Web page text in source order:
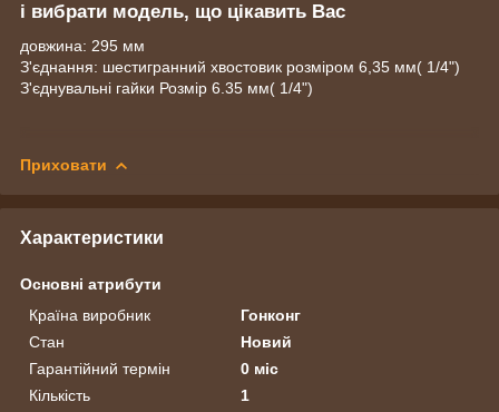
і вибрати модель, що цікавить Вас
довжина: 295 мм
З'єднання: шестигранний хвостовик розміром 6,35 мм( 1/4")
З'єднувальні гайки Розмір 6.35 мм( 1/4")
Приховати
Характеристики
Основні атрибути
Країна виробник
Гонконг
Стан
Новий
Гарантійний термін
0 міс
Кількість
1